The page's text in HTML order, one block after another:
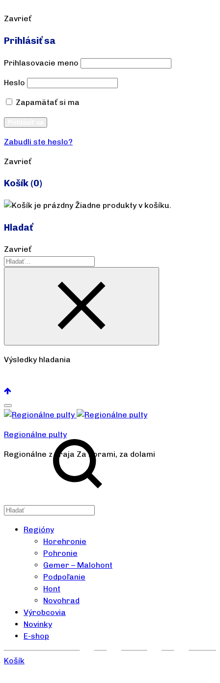
Zavrieť
Prihlásiť sa
Prihlasovacie meno
Heslo
Zapamätať si ma
Zabudli ste heslo?
Zavrieť
Košík (0)
Žiadne produkty v košíku.
Hladať
Zavrieť
Výsledky hladania
Regionálne pulty
Regionálne z kraja Za horami, za dolami
Regióny
Horehronie
Pohronie
Gemer – Malohont
Podpoľanie
Hont
Novohrad
Výrobcovia
Novinky
E-shop
Košík